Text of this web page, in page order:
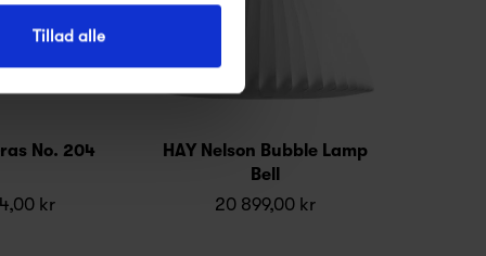
Tillad alle
No. 204
kr
HAY Nelson Bubble Lamp
Bell
20 899,00 kr